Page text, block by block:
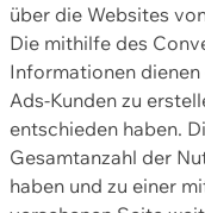
über die Websites
Die mithilfe des
Informationen
Ads-Kunden zu
entschieden haben.
Gesamtanzahl der
haben und zu einer